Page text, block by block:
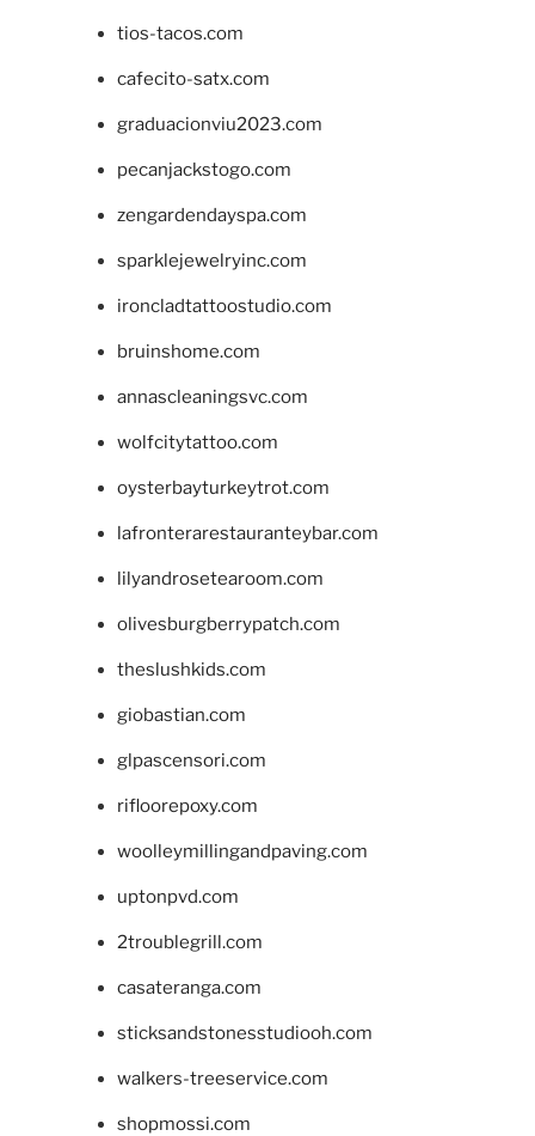
tios-tacos.com
cafecito-satx.com
graduacionviu2023.com
pecanjackstogo.com
zengardendayspa.com
sparklejewelryinc.com
ironcladtattoostudio.com
bruinshome.com
annascleaningsvc.com
wolfcitytattoo.com
oysterbayturkeytrot.com
lafronterarestauranteybar.com
lilyandrosetearoom.com
olivesburgberrypatch.com
theslushkids.com
giobastian.com
glpascensori.com
rifloorepoxy.com
woolleymillingandpaving.com
uptonpvd.com
2troublegrill.com
casateranga.com
sticksandstonesstudiooh.com
walkers-treeservice.com
shopmossi.com